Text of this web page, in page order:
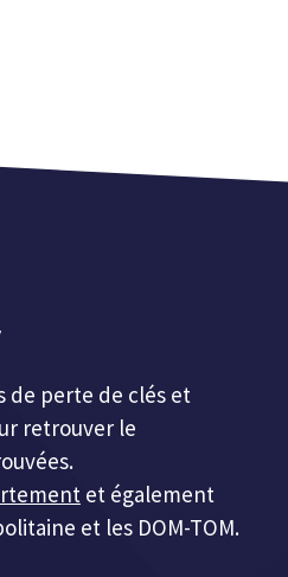
de perte de clés et
retrouver le
et également
et les DOM-TOM.